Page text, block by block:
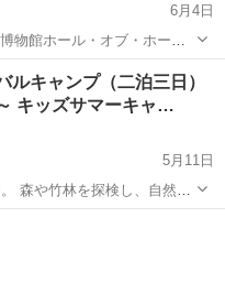
6月4日
るトークイベント～外からみ
ルキャンプ（二泊三日）
キッズサマーキャ…
5月11日
森や竹林を探検し、自然の
親から離れて子供だけで冒